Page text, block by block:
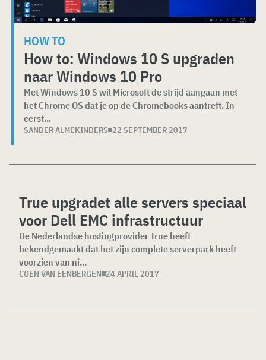
HOW TO
How to: Windows 10 S upgraden
naar Windows 10 Pro
Met Windows 10 S wil Microsoft de strijd aangaan met
het Chrome OS dat je op de Chromebooks aantreft. In
eerst...
SANDER ALMEKINDERS 22 SEPTEMBER 2017
True upgradet alle servers speciaal
voor Dell EMC infrastructuur
De Nederlandse hostingprovider True heeft
bekendgemaakt dat het zijn complete serverpark heeft
voorzien van ni...
COEN VAN EENBERGEN 24 APRIL 2017